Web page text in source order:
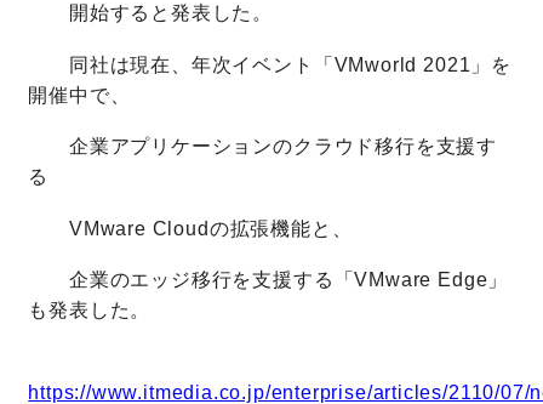
開始すると発表した。
同社は現在、年次イベント「VMworld 2021」を
開催中で、
企業アプリケーションのクラウド移行を支援す
る
VMware Cloudの拡張機能と、
企業のエッジ移行を支援する「VMware Edge」
も発表した。
https://www.itmedia.co.jp/enterprise/articles/2110/07/